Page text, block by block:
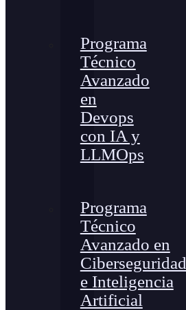
Programa
Técnico
Avanzado
en
Devops
con IA y
LLMOps
Programa
Técnico
Avanzado en
Ciberseguridad
e Inteligencia
Artificial